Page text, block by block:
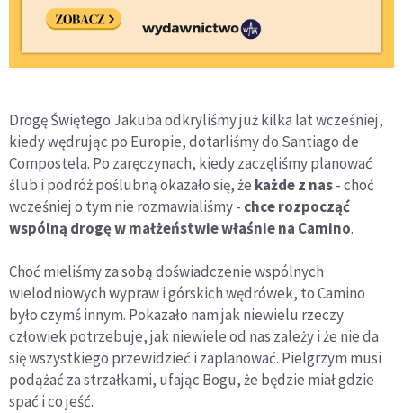
Drogę Świętego Jakuba odkryliśmy już kilka lat wcześniej,
kiedy wędrując po Europie, dotarliśmy do Santiago de
Compostela. Po zaręczynach, kiedy zaczęliśmy planować
ślub i podróż poślubną okazało się, że każde z nas- choć
wcześniej o tym nie rozmawialiśmy - chce rozpocząć
wspólną drogę w małżeństwie właśnie na Camino.
Choć mieliśmy za sobą doświadczenie wspólnych
wielodniowych wypraw i górskich wędrówek, to Camino
było czymś innym. Pokazało nam jak niewielu rzeczy
człowiek potrzebuje, jak niewiele od nas zależy i że nie da
się wszystkiego przewidzieć i zaplanować. Pielgrzym musi
podążać za strzałkami, ufając Bogu, że będzie miał gdzie
spać i co jeść.